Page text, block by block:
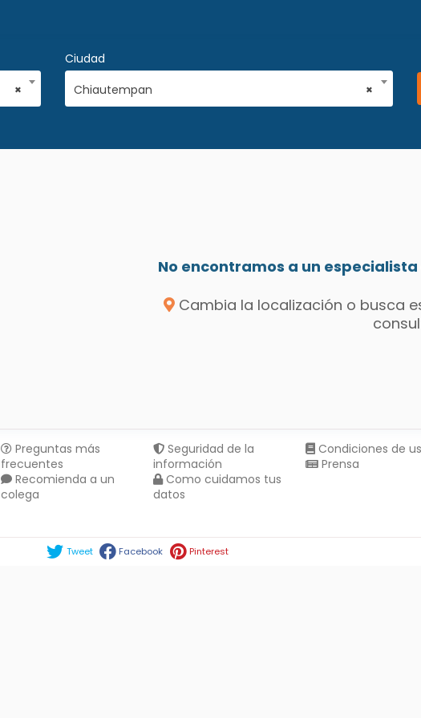
×
Ciudad
×
Chiautempan
No encontramos a un
Cambia la localización o busca
Preguntas más
frecuentes
Recomienda a un
colega
Seguridad de la
información
Como cuidamos tus
datos
Condiciones de
Prensa
Tweet Facebook Pinterest